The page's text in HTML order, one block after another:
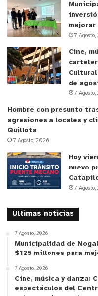
ha convocado por
primer día que
indicó la autoridad
Visión que
Fomento y Turismo,
“Esta ha sido
provincia de marga
manera que la
por la Delegación
adelante, en
opciones para ir
pueden orientar
a realizar en adelante”
Por su parte, la
Social, Susana
territorios, como ha
del Presidente
7 Agosto,
Cine,
de
7 Agosto,
Hombre con presunto
agresiones a locales y
Quillota
7 Agosto, 2026
Hoy
nuevo
7 Agosto,
Ultimas noticias
7 Agosto, 2026
Municipalidad de
$125 millones para
7 Agosto, 2026
Cine, música y danza:
espectáculos del